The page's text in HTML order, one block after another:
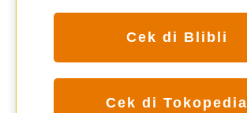
Cek di Blibli
Cek di Tokopedia